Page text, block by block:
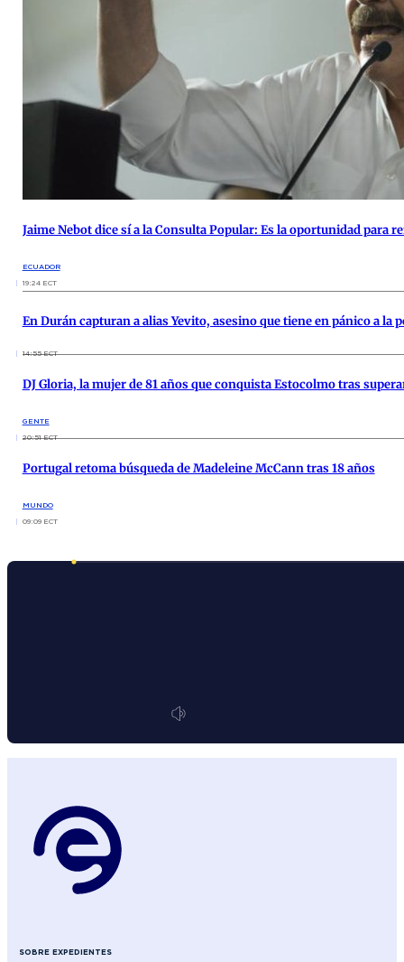
Jaime Nebot dice sí a la Consulta Popular: Es la oportunidad para
ECUADOR
19:24 ECT
En Durán capturan a alias Yevito, asesino que tiene en pánico a la
14:55 ECT
DJ Gloria, la mujer de 81 años que conquista Estocolmo tras
GENTE
20:51 ECT
Portugal retoma búsqueda de Madeleine McCann tras 18 años
MUNDO
09:09 ECT
SOBRE EXPEDIENTES